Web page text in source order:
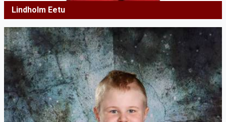
Lindholm Eetu